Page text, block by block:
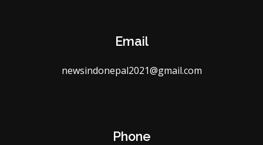
Email
newsindonepal2021@gmail.com
Phone